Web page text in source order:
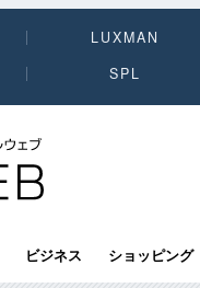
LUXMAN
SPL
ビジネス ショッピング